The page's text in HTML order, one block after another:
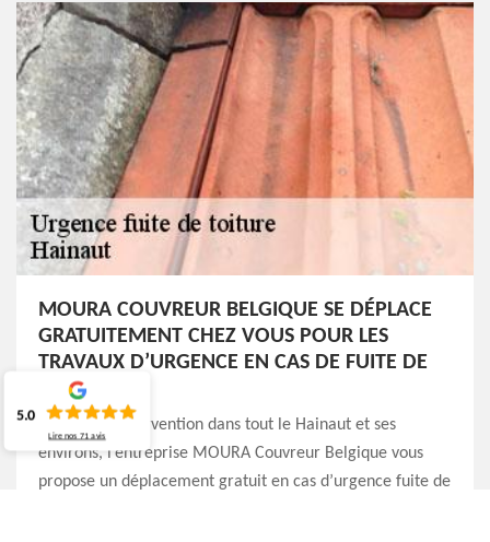
MOURA COUVREUR BELGIQUE SE DÉPLACE
GRATUITEMENT CHEZ VOUS POUR LES
TRAVAUX D’URGENCE EN CAS DE FUITE DE
TOITURE
Pour toute intervention dans tout le Hainaut et ses
environs, l’entreprise MOURA Couvreur Belgique vous
propose un déplacement gratuit en cas d’urgence fuite de
5.0
Lire nos71 avis